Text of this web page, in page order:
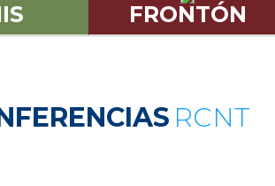
FRONTÓN
RCNT